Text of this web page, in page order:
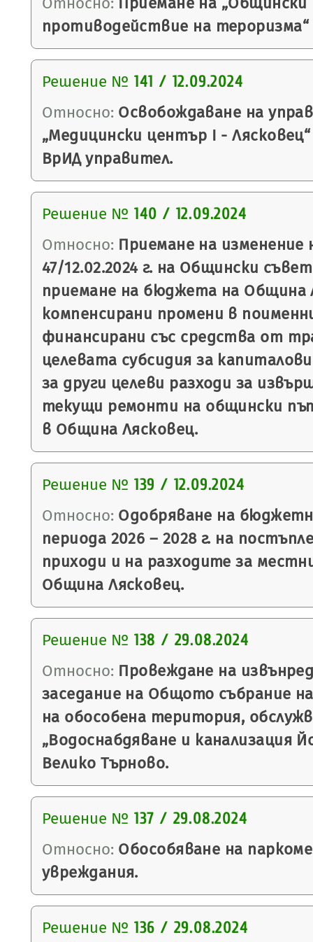
противодействие на
Решение № 141 / 12.09.2024
Относно: Освобождаване на
„Медицински център I -
ВрИД управител.
Решение № 140 / 12.09.2024
Относно: Приемане на
47/12.02.2024 г. на Общински
приемане на бюджета на Община
компенсирани промени в
финансирани със средства от
целевата субсидия за
за други целеви разходи за
текущи ремонти на общински
в Община Лясковец.
Решение № 139 / 12.09.2024
Относно: Одобряване на
периода 2026 – 2028 г. на
приходи и на разходите за
Община Лясковец.
Решение № 138 / 29.08.2024
Относно: Провеждане на
заседание на Общото събрание
на обособена територия,
„Водоснабдяване и канализация
Велико Търново.
Решение № 137 / 29.08.2024
Относно: Обособяване на
увреждания.
Решение № 136 / 29.08.2024